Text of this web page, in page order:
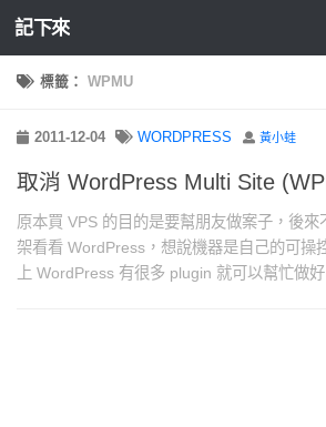
記下來
標籤： WPMU
2011-12-04 WORDPRESS 黃小蛙
取消 WordPress Multi Site
原本買 VPS 的目的是要幫朋友做案子，後
架看看 WordPress，想說機器是自己的可操
上 WordPress 有很多 plugin 就可以幫忙做好